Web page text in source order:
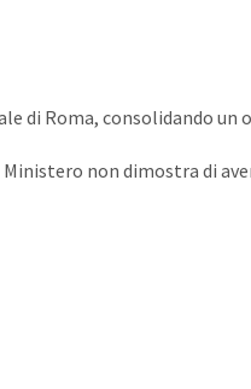
di Roma, consolidando
non dimostra di